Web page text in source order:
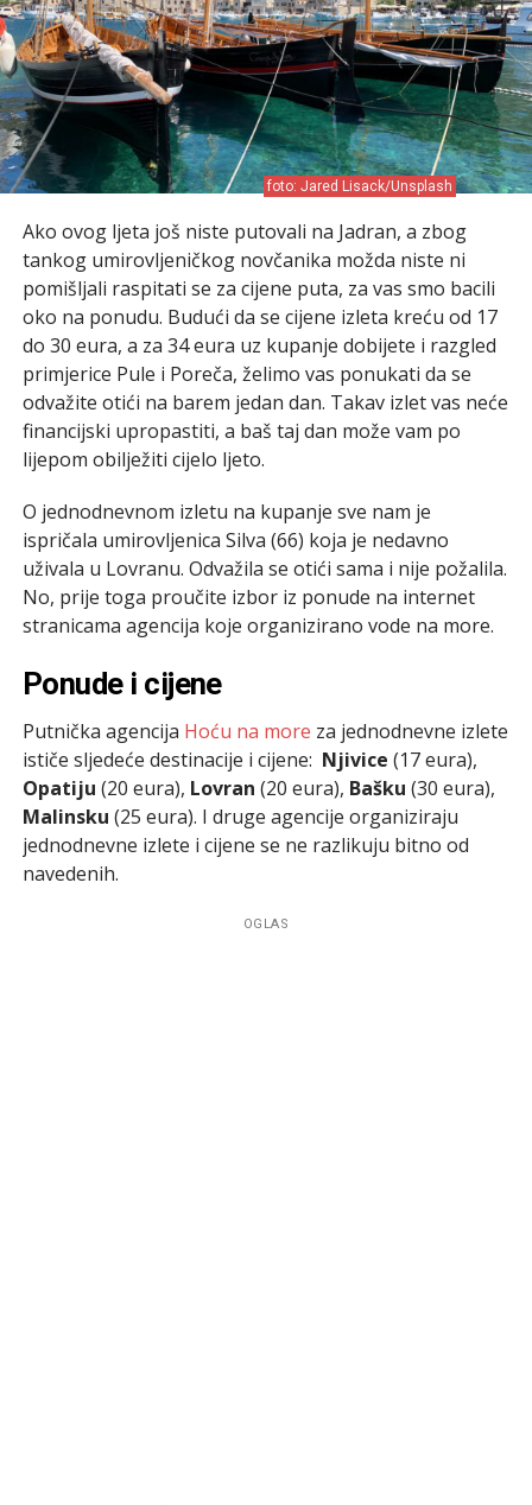
foto: Jared Lisack/Unsplash
Ako ovog ljeta još niste putovali na Jadran, a zbog
tankog umirovljeničkog novčanika možda niste ni
pomišljali raspitati se za cijene puta, za vas smo bacili
oko na ponudu. Budući da se cijene izleta kreću od 17
do 30 eura, a za 34 eura uz kupanje dobijete i razgled
primjerice Pule i Poreča, želimo vas ponukati da se
odvažite otići na barem jedan dan. Takav izlet vas neće
financijski upropastiti, a baš taj dan može vam po
lijepom obilježiti cijelo ljeto.
O jednodnevnom izletu na kupanje sve nam je
ispričala umirovljenica Silva (66) koja je nedavno
uživala u Lovranu. Odvažila se otići sama i nije požalila.
No, prije toga proučite izbor iz ponude na internet
stranicama agencija koje organizirano vode na more.
Ponude i cijene
Putnička agencija Hoću na more za jednodnevne izlete
ističe sljedeće destinacije i cijene: Njivice (17 eura),
Opatiju (20 eura), Lovran (20 eura), Bašku (30 eura),
Malinsku (25 eura). I druge agencije organiziraju
jednodnevne izlete i cijene se ne razlikuju bitno od
navedenih.
OGLAS